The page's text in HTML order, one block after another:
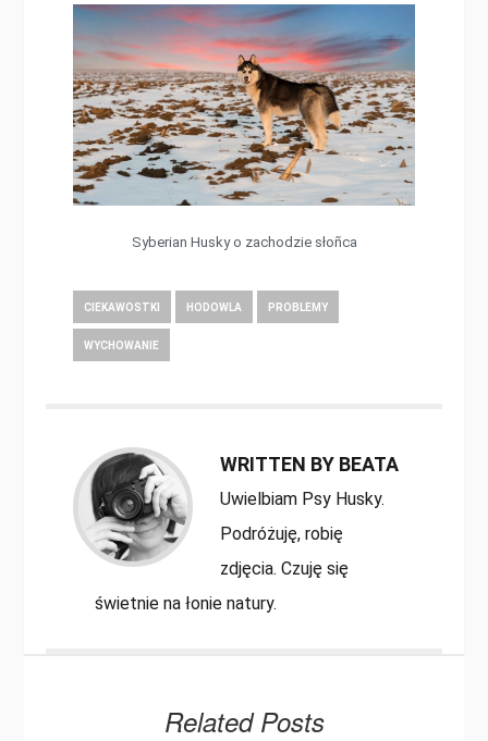
Syberian Husky o zachodzie słoñca
CIEKAWOSTKI HODOWLA PROBLEMY
WYCHOWANIE
WRITTEN BY BEATA
Uwielbiam Psy Husky.
Podróżuję, robię
zdjęcia. Czuję się
świetnie na łonie natury.
Related Posts